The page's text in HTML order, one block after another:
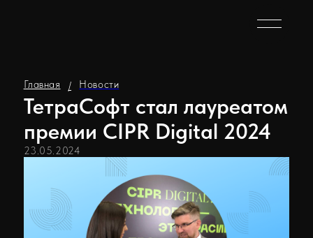
ТетраСофт стал лауреатом
премии CIPR Digital 2024
23.05.2024